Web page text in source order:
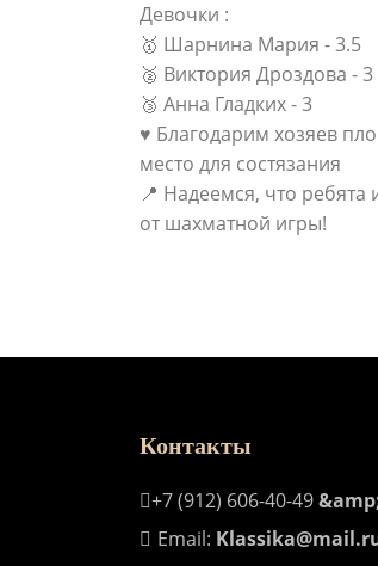
Девочки :
🥇 Шарнина Мария - 3.5
🥈 Виктория Дроздова -
🥉 Анна Гладких - 3
♥ Благодарим хозяев
место для состязания
📍 Надеемся, что
от шахматной игры!
Контакты
+7 (912) 606-40-49
Email: